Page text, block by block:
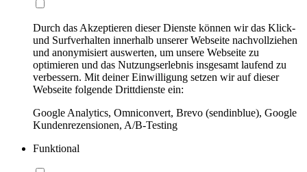
Durch das Akzeptieren dieser Dienste können wir das Klick-
und Surfverhalten innerhalb unserer Webseite nachvollziehen
und anonymisiert auswerten, um unsere Webseite zu
optimieren und das Nutzungserlebnis insgesamt laufend zu
verbessern. Mit deiner Einwilligung setzen wir auf dieser
Webseite folgende Drittdienste ein:
Google Analytics, Omniconvert, Brevo (sendinblue), Google
Kundenrezensionen, A/B-Testing
Funktional